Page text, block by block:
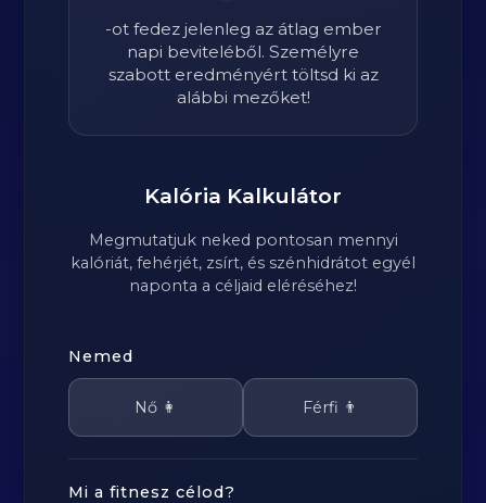
-ot fedez jelenleg az átlag ember
napi beviteléből. Személyre
szabott eredményért töltsd ki az
alábbi mezőket!
Kalória Kalkulátor
Megmutatjuk neked pontosan mennyi
kalóriát, fehérjét, zsírt, és szénhidrátot egyél
naponta a céljaid eléréséhez!
Nemed
Nő 👩 Férfi 👨
Mi a fitnesz célod?